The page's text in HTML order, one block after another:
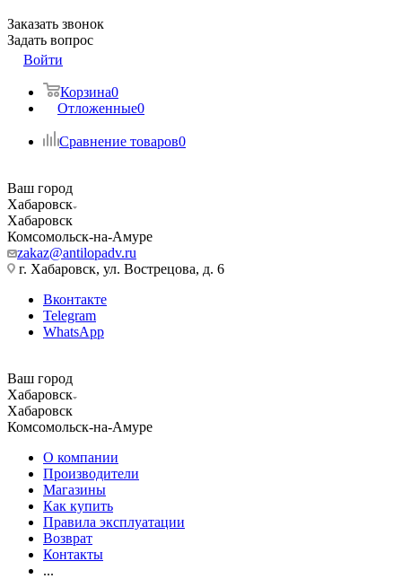
Заказать звонок
Задать вопрос
Войти
Корзина0
Отложенные0
Сравнение товаров0
Ваш город
Хабаровск
Хабаровск
Комсомольск-на-Амуре
zakaz@antilopadv.ru
г. Хабаровск, ул. Вострецова, д. 6
Вконтакте
Telegram
WhatsApp
Ваш город
Хабаровск
Хабаровск
Комсомольск-на-Амуре
О компании
Производители
Магазины
Как купить
Правила эксплуатации
Возврат
Контакты
...